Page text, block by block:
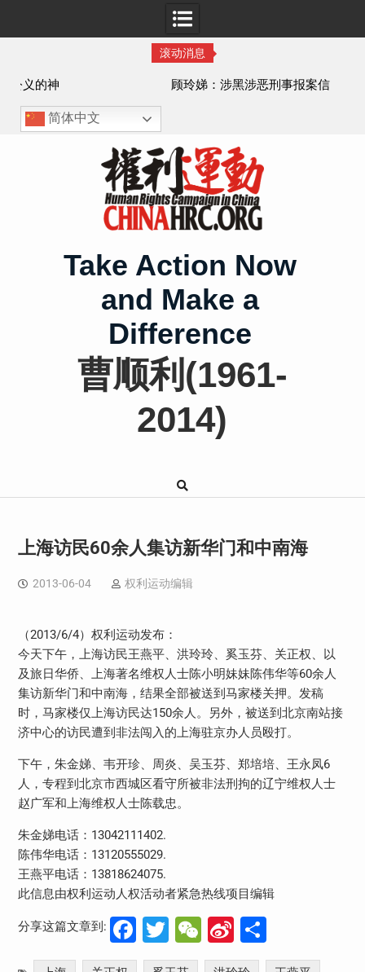
滚动消息
顾玲娣：涉黑涉恶刑事报案信
简体中文
Take Action Now
and Make a
Difference
曹顺利(1961-
2014)
上海访民60余人集访新华门和中南海
2013-06-04 权利运动编辑
（2013/6/4）权利运动发布：
今天下午，上海访民王燕平、洪玲玲、奚玉芬、关正权、以
及旅日华侨、上海著名维权人士陈小明妹妹陈伟华等60余人
集访新华门和中南海，结果全部被送到马家楼关押。发稿
时，马家楼仅上海访民达150余人。另外，被送到北京南站接
济中心的访民遭到非法闯入的上海驻京办人员殴打。
下午，朱金娣、韦开珍、周炎、吴玉芬、郑培培、王永凤6
人，专程到北京市西城区看守所被非法刑拘的辽宁维权人士
赵广军和上海维权人士陈载忠。
朱金娣电话：13042111402.
陈伟华电话：13120555029.
王燕平电话：13818624075.
此信息由权利运动人权活动者紧急热线项目编辑
分享这篇文章到: Facebook
Twitter
WeChat
Sina
Weibo
分
享